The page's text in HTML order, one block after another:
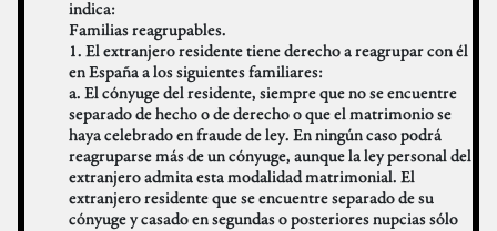
indica:
Familias reagrupables.
1. El extranjero residente tiene derecho a reagrupar con él
en España a los siguientes familiares:
a. El cónyuge del residente, siempre que no se encuentre
separado de hecho o de derecho o que el matrimonio se
haya celebrado en fraude de ley. En ningún caso podrá
reagruparse más de un cónyuge, aunque la ley personal del
extranjero admita esta modalidad matrimonial. El
extranjero residente que se encuentre separado de su
cónyuge y casado en segundas o posteriores nupcias sólo